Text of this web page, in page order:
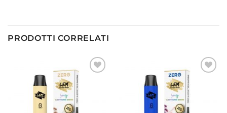
PRODOTTI CORRELATI